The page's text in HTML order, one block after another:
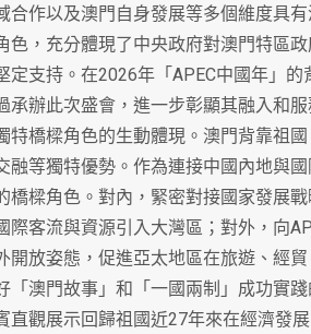
作以及澳門自身發展等多個維度具有
色，充分體現了中央政府對澳門特區
支持。在2026年「APEC中國年」的
辦此次盛會，進一步彰顯其融入和
橋樑角色的生動體現。澳門背靠祖國
等獨特優勢。作為連接中國內地與
橋樑角色。對內，緊密對接國家發展
客流與資源引入大灣區；對外，向
開放姿態，促進亞太地區在旅遊、經
澳門故事」和「一國兩制」成功實踐
觀展示回歸祖國近27年來在經濟發展